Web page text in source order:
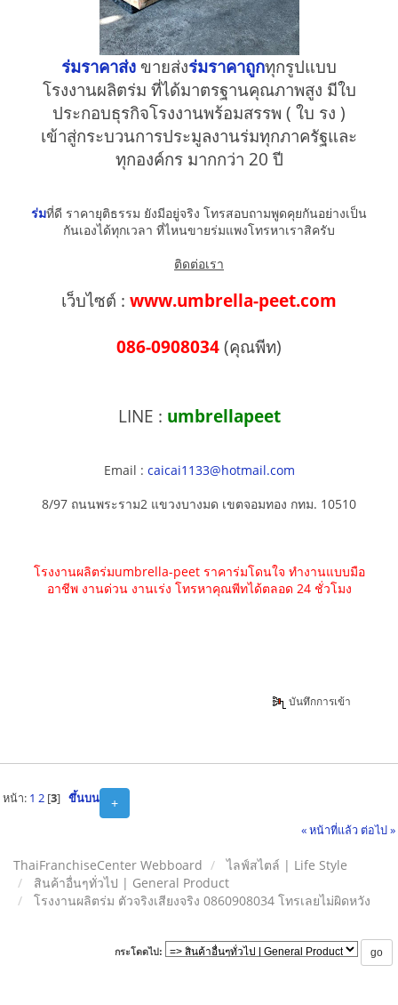
ร่มราคาส่ง ขายส่งร่มราคาถูกทุกรูปแบบ
โรงงานผลิตร่ม ที่ได้มาตรฐานคุณภาพสูง มีใบ
ประกอบธุรกิจโรงงานพร้อมสรรพ ( ใบ รง )
เข้าสู่กระบวนการประมูลงานร่มทุกภาครัฐและ
ทุกองค์กร มากกว่า 20 ปี
ร่มที่ดี ราคายุติธรรม ยังมีอยู่จริง โทรสอบถามพูดคุยกันอย่างเป็น
กันเองได้ทุกเวลา ที่ไหนขายร่มแพงโทรหาเราสิครับ
ติดต่อเรา
เว็บไซต์ : www.umbrella-peet.com
086-0908034 (คุณพีท)
LINE : umbrellapeet
Email : caicai1133@hotmail.com
8/97 ถนนพระราม2 แขวงบางมด เขตจอมทอง กทม. 10510
โรงงานผลิตร่มumbrella-peet ราคาร่มโดนใจ ทำงานแบบมือ
อาชีพ งานด่วน งานเร่ง โทรหาคุณพีทได้ตลอด 24 ชั่วโมง
บันทึกการเข้า
+
หน้า: 1 2[3] ขึ้นบน
« หน้าที่แล้ว ต่อไป »
ThaiFranchiseCenter Webboard
ไลฟ์สไตล์ | Life Style
สินค้าอื่นๆทั่วไป | General Product
โรงงานผลิตร่ม ตัวจริงเสียงจริง 0860908034 โทรเลยไม่ผิดหวัง
กระโดดไป: